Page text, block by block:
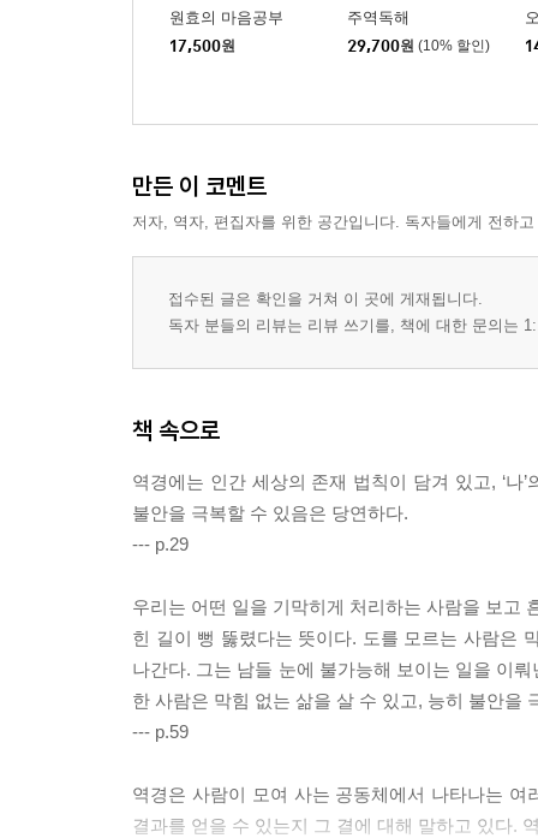
원효의 마음공부
17,500원
주역독해
29,700원 (10% 할인)
만든 이 코멘트
저자, 역자, 편집자를 위한 공간입니다. 독자들에게 전하
접수된 글은 확인을 거쳐 이 곳에 게재됩니다.
독자 분들의 리뷰는 리뷰 쓰기를, 책에 대한 문의는
책 속으로
역경에는 인간 세상의 존재 법칙이 담겨 있고, ‘
불안을 극복할 수 있음은 당연하다.
--- p.29
우리는 어떤 일을 기막히게 처리하는 사람을 보고
힌 길이 뻥 뚫렸다는 뜻이다. 도를 모르는 사람은
나간다. 그는 남들 눈에 불가능해 보이는 일을 이
한 사람은 막힘 없는 삶을 살 수 있고, 능히 불안을
--- p.59
역경은 사람이 모여 사는 공동체에서 나타나는
결과를 얻을 수 있는지 그 결에 대해 말하고 있다.